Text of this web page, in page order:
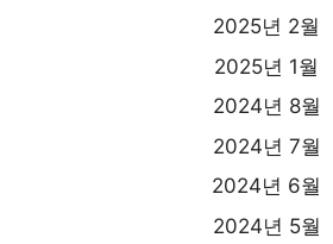
2025년 2월
2025년 1월
2024년 8월
2024년 7월
2024년 6월
2024년 5월